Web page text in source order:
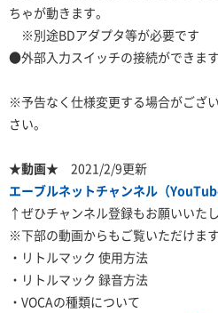
ちゃが動きます。
※別途BDアダプタ等が必要です
●外部入力スイッチの接続ができます
※予告なく仕様変更する場合がござ
さい。
★動画★ 2021/2/9更新
エーブルネットチャンネル（
↑ぜひチャンネル登録もお願いいたし
※下部の動画からもご覧いただけます
・リトルマック 使用方法
・リトルマック 録音方法
・VOCAの種類について